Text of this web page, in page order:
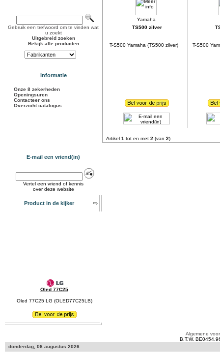
Gebruik een trefwoord om te vinden wat
u zoekt
Uitgebreid zoeken
Bekijk alle producten
Informatie
Onze 8 zekerheden
Openingsuren
Contacteer ons
Overzicht catalogus
E-mail een vriend(in)
Vertel een vriend of kennis
over deze website
Product in de kijker
Oled 77C25
Oled 77C25 LG (OLED77C25LB)
TS500 zilver
T-S500 Yamaha (TS500 zilver) T-S500
Artikel 1 tot en met 2 (van 2)
Algemene
B.T.W.
donderdag, 06 augustus 2026